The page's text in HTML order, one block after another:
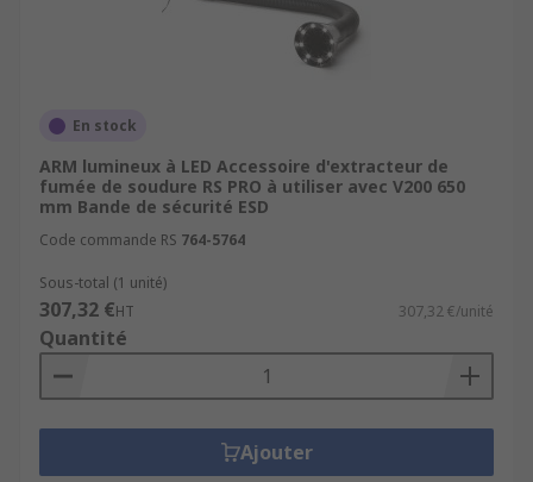
En stock
ARM lumineux à LED Accessoire d'extracteur de
fumée de soudure RS PRO à utiliser avec V200 650
mm Bande de sécurité ESD
Code commande RS 764-5764
Sous-total (1 unité)
307,32 €HT 307,32 €/unité
Quantité
Ajouter